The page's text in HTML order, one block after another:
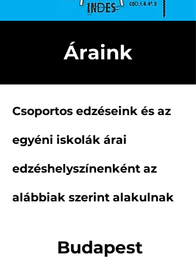
Áraink
Csoportos edzéseink és az
egyéni iskolák árai
edzéshelyszínenként az
alábbiak szerint alakulnak
Budapest